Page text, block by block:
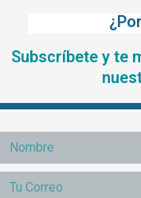
Subscríbete y te